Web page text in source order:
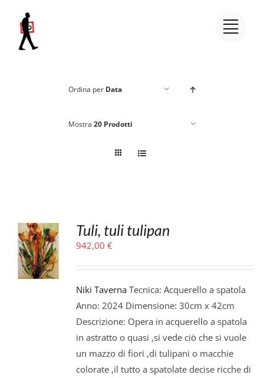
contenuto
Ordina per Data
Mostra 20 Prodotti
Tuli, tuli tulipan
942,00 €
Niki TavernaTecnica: Acquerello a spatola
Anno: 2024 Dimensione: 30cm x 42cm
Descrizione: Opera in acquerello a spatola
in astratto o quasi ,si vede ciò che si vuole
un mazzo di fiori ,di tulipani o macchie
colorate ,il tutto a spatolate decise ricche di